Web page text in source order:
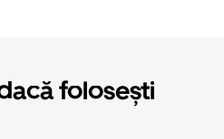
folosești